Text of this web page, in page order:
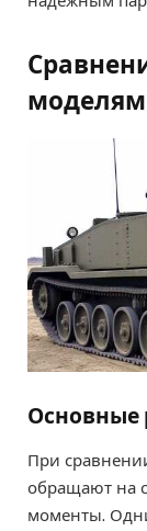
Основные
При
обращают на
моменты.